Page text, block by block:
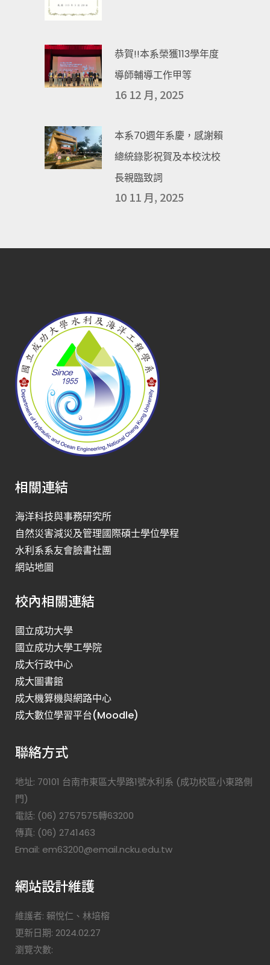
恭賀!!本系榮獲113學年度
導師輔導工作甲等
16 12 月, 2025
本系70週年系慶，感謝賴
總統錄影祝賀及本校沈校
長親臨致詞
10 11 月, 2025
相關連結
海洋科技與事務研究所
自然災害減災及管理國際碩士學位學程
水利系系友會臉書社團
網站地圖
校內相關連結
國立成功大學
國立成功大學工學院
成大行政中心
成大圖書館
成大機算機與網路中心
成大數位學習平台(Moodle)
聯絡方式
地址: 70101 台南市東區大學路1號水利系 (成功校區小東路側
門)
電話: (06) 2757575轉63200
傳真: (06) 2741463
Email: em63200@email.ncku.edu.tw
網站設計維護
維護者: 賴悅仁、林培榕
更新日期: 2024.02.27
瀏覽次數: